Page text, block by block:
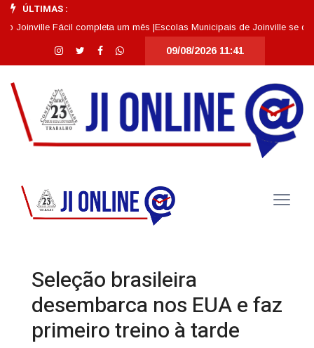
ÚLTIMAS :
Fácil completa um mês | Escolas Municipais de Joinville se
09/08/2026 11:41
Seleção brasileira
desembarca nos EUA e faz
primeiro treino à tarde